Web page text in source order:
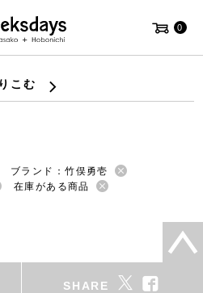
0
こむ
ブランド：竹俣勇壱
在庫がある商品
SHARE